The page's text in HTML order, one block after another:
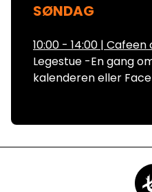
SØNDAG
10:00 - 14:00 | Cafeen
Legestue -En gang
kalenderen eller